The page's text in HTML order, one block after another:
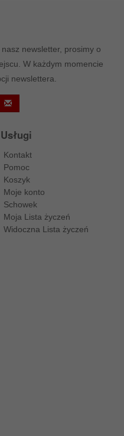
newsletter, prosimy o
W każdym momencie
newslettera.
Usługi
Kontakt
Pomoc
Koszyk
Moje konto
Schowek
Moja Lista życzeń
Widoczna Lista życzeń